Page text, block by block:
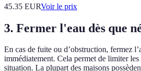
45.35 EURVoir le prix
3. Fermer l'eau dès que
En cas de fuite ou d’obstruction, fermez
immédiatement. Cela permet de limiter
situation. La plupart des maisons